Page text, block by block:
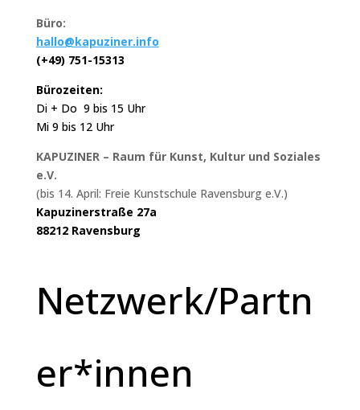
Büro:
hallo@kapuziner.info
(+49) 751-15313
Bürozeiten:
Di + Do 9 bis 15 Uhr
Mi 9 bis 12 Uhr
KAPUZINER – Raum für Kunst, Kultur und Soziales
e.V.
(bis 14. April: Freie Kunstschule Ravensburg e.V.)
Kapuzinerstraße 27a
88212 Ravensburg
Netzwerk/Partn
er*innen